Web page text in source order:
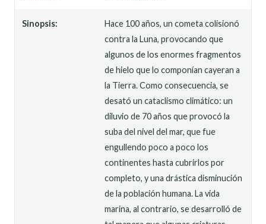
Sinopsis:
Hace 100 años, un cometa colisionó
contra la Luna, provocando que
algunos de los enormes fragmentos
de hielo que lo componían cayeran a
la Tierra. Como consecuencia, se
desató un cataclismo climático: un
diluvio de 70 años que provocó la
suba del nivel del mar, que fue
engullendo poco a poco los
continentes hasta cubrirlos por
completo, y una drástica disminución
de la población humana. La vida
marina, al contrario, se desarrolló de